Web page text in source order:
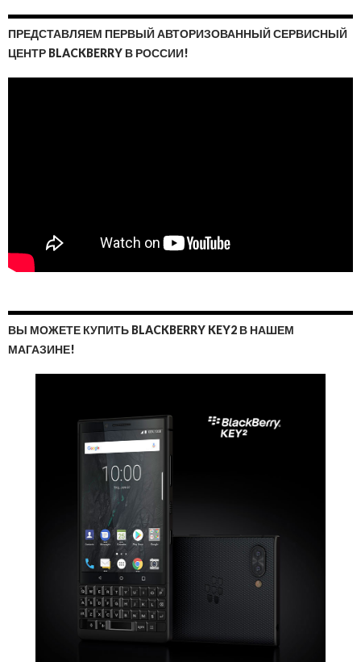
ПРЕДСТАВЛЯЕМ ПЕРВЫЙ АВТОРИЗОВАННЫЙ СЕРВИСНЫЙ
ЦЕНТР BLACKBERRY В РОССИИ!
ВЫ МОЖЕТЕ КУПИТЬ BLACKBERRY KEY2 В НАШЕМ
МАГАЗИНЕ!